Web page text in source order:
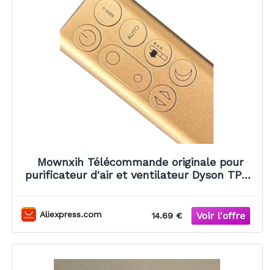
Mownxih Télécommande originale pour
purificateur d'air et ventilateur Dyson TP7A
Aliexpress.com 14.69 €